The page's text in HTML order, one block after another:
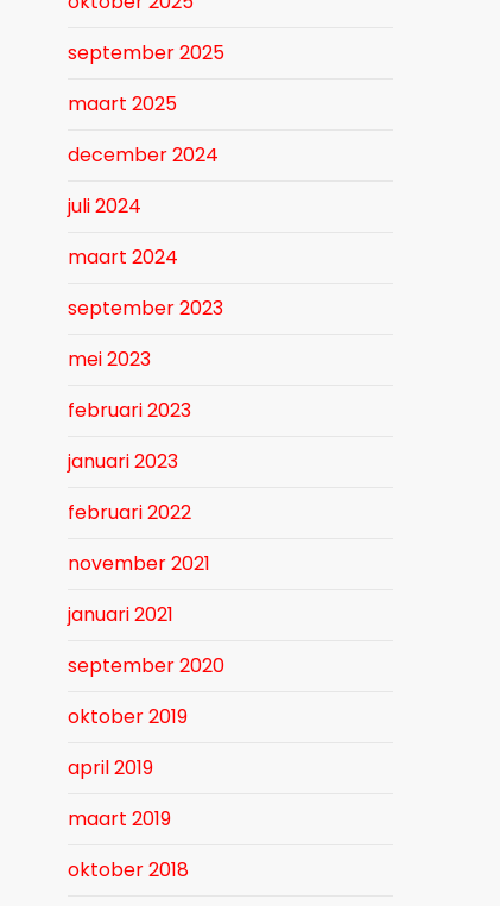
september 2025
maart 2025
december 2024
juli 2024
maart 2024
september 2023
mei 2023
februari 2023
januari 2023
februari 2022
november 2021
januari 2021
september 2020
oktober 2019
april 2019
maart 2019
oktober 2018